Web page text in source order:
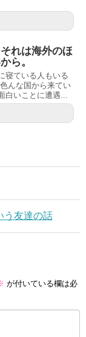
れは海外のほ
ら。
寝ている人もいる
んな国から来てい
白いことに遭遇...
う友達の話
が付いている欄は必